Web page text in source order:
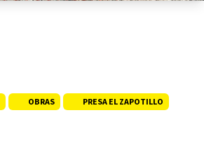
OBRAS PRESA EL ZAPOTILLO